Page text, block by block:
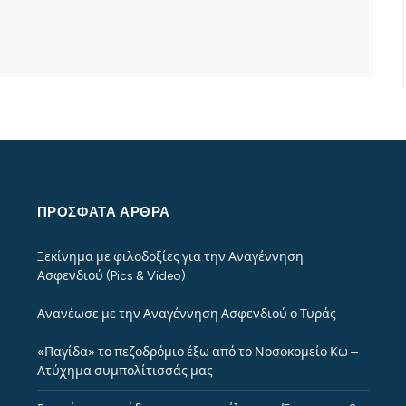
ΠΡΌΣΦΑΤΑ ΆΡΘΡΑ
Ξεκίνημα με φιλοδοξίες για την Αναγέννηση
Ασφενδιού (Pics & Video)
Ανανέωσε με την Αναγέννηση Ασφενδιού ο Τυράς
«Παγίδα» το πεζοδρόμιο έξω από το Νοσοκομείο Κω –
Ατύχημα συμπολίτισσάς μας